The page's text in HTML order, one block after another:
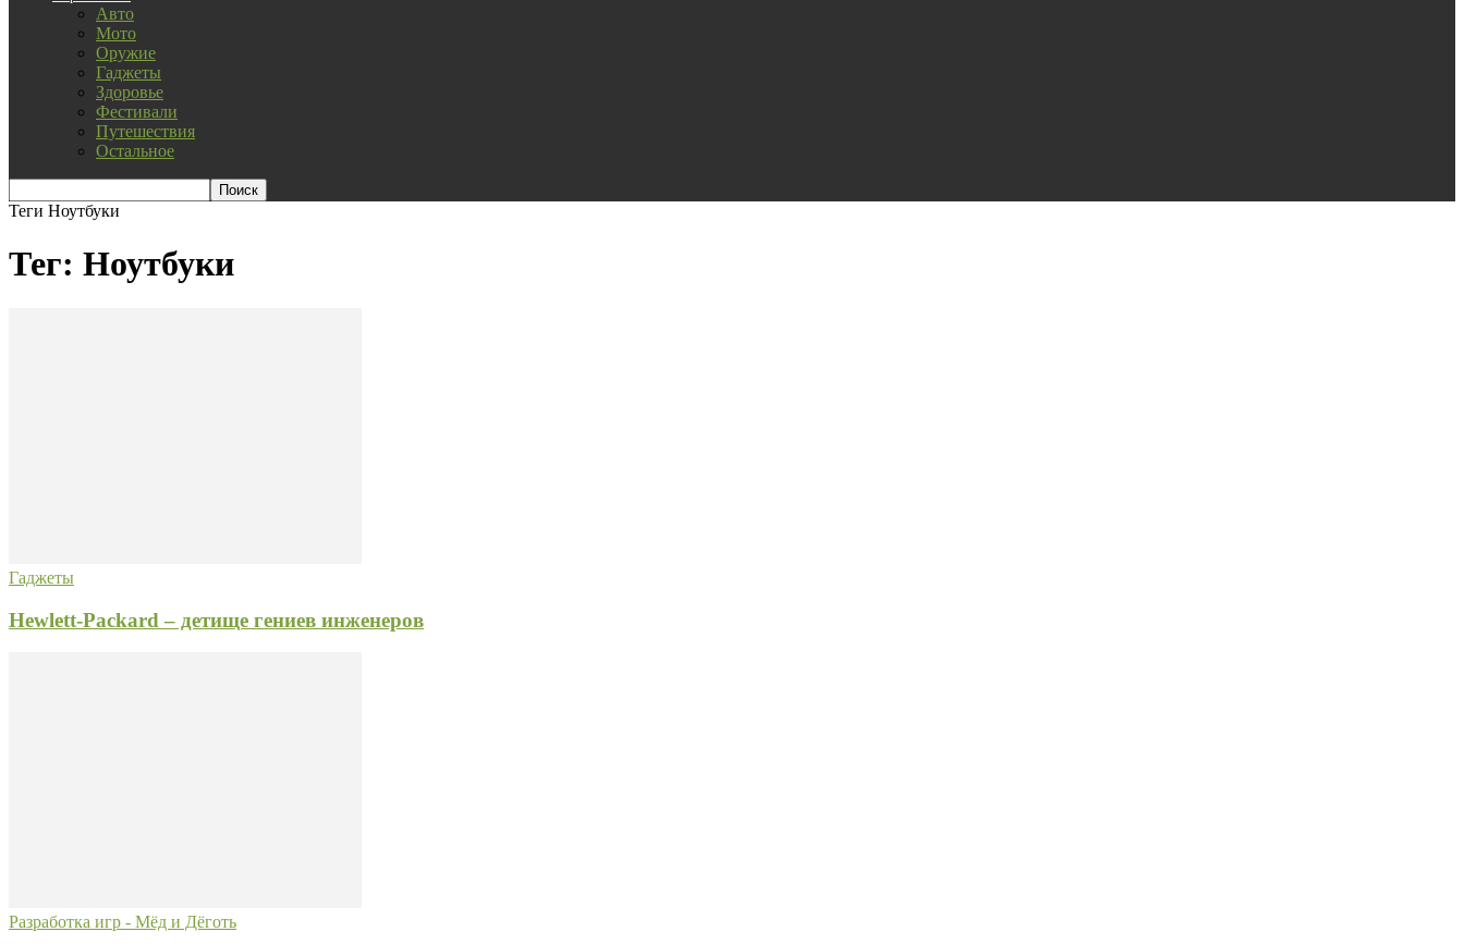
Авто
Мото
Оружие
Гаджеты
Здоровье
Фестивали
Путешествия
Остальное
Теги Ноутбуки
Тег: Ноутбуки
Гаджеты
Hewlett-Packard – детище гениев инженеров
Разработка игр - Мёд и Дёготь